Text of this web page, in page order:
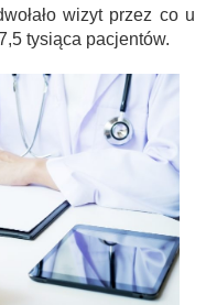
wizyt przez co u
tysiąca pacjentów.